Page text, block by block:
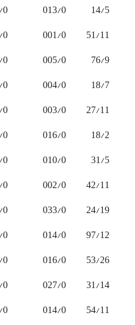
14/5
013/0
51/11
001/0
76/9
005/0
18/7
004/0
27/11
003/0
18/2
016/0
31/5
010/0
42/11
002/0
24/19
033/0
97/12
014/0
53/26
016/0
31/14
027/0
54/11
014/0